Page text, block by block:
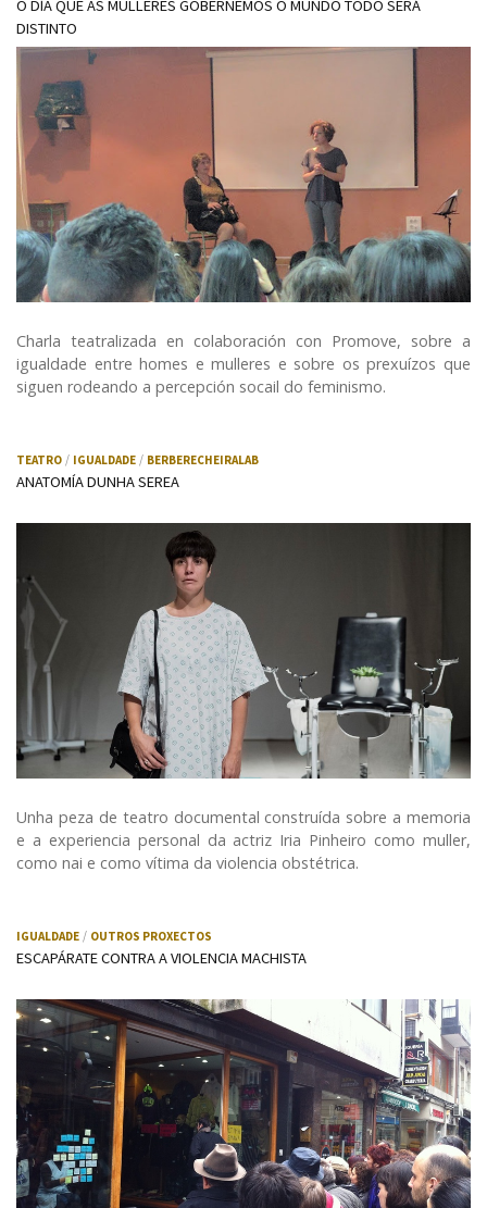
O DÍA QUE AS MULLERES GOBERNEMOS O MUNDO TODO SERÁ
DISTINTO
Charla teatralizada en colaboración con Promove, sobre a
igualdade entre homes e mulleres e sobre os prexuízos que
siguen rodeando a percepción socail do feminismo.
TEATRO IGUALDADE BERBERECHEIRALAB
ANATOMÍA DUNHA SEREA
Unha peza de teatro documental construída sobre a memoria
e a experiencia personal da actriz Iria Pinheiro como muller,
como nai e como vítima da violencia obstétrica.
IGUALDADE OUTROS PROXECTOS
ESCAPÁRATE CONTRA A VIOLENCIA MACHISTA